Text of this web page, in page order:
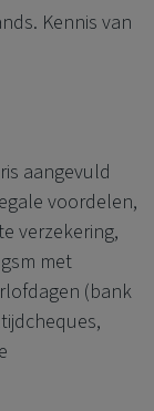
Kennis van
aangevuld
voordelen,
verzekering,
met
(bank